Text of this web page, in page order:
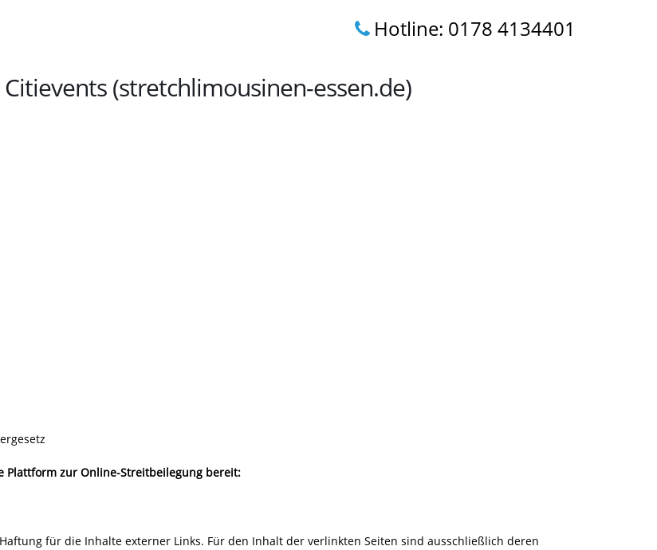
Hotline: 0178 4134401
(stretchlimousinen-essen.de)
Plattform zur Online-Streitbeilegung bereit:
für die Inhalte externer Links. Für den Inhalt der verlinkten Seiten sind ausschließlich deren